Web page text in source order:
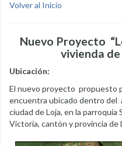
Volver al Inicio
Nuevo Proyecto
vivienda
Ubicación:
El nuevo proyecto propuesto
encuentra ubicado dentro del
ciudad de Loja, en la
Victoria, cantón y provincia de